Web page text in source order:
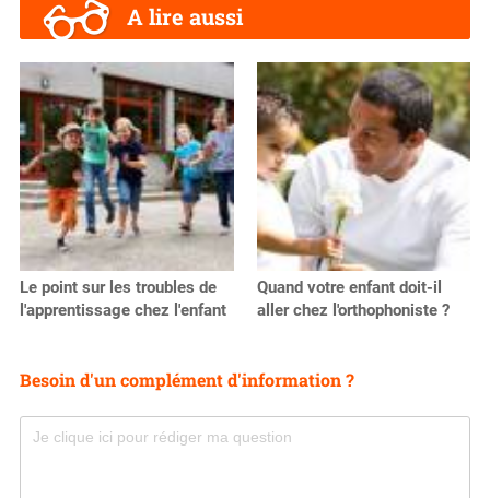
A lire aussi
Le point sur les troubles de
l'apprentissage chez l'enfant
Quand votre enfant doit-il
aller chez l'orthophoniste ?
Besoin d'un complément d'information ?